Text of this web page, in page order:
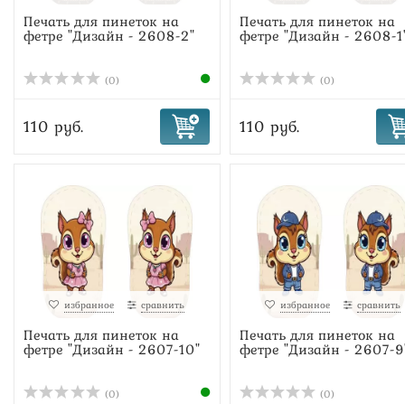
Печать для пинеток на
фетре "Дизайн - 2608-2"
(0)
110 руб.
Печать для пинеток на
фетре "Дизайн - 2608-
(0)
110 руб.
избранное сравнить
Печать для пинеток на
фетре "Дизайн - 2607-10"
(0)
избранное сравнить
Печать для пинеток на
фетре "Дизайн - 2607-
(0)